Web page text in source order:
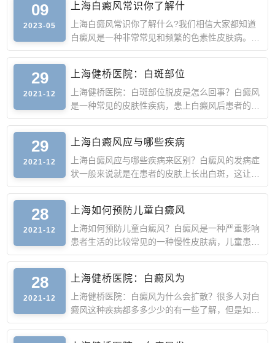
09
2023-05
上海白癜风常识你了解什
上海白癜风常识你了解什么?我们相信大家都知道
白癜风是一种非常常见和频繁的色素性皮肤病。本
病的出现主要是由
29
2021-12
上海健桥医院：白斑部位
上海健桥医院：白斑部位脱皮是怎么回事？白癜风
是一种常见的皮肤性疾病，患上白癜风后患者的生
活会有很大的变
29
2021-12
上海白癜风应与哪些疾病
上海白癜风应与哪些疾病来区别？白癜风的发病症
状一般来说就是在患者的皮肤上长出白斑，这让很
多患者都很苦恼
28
2021-12
上海如何预防儿童白癜风
上海如何预防儿童白癜风？白癜风是一种严重影响
患者生活的比较常见的一种慢性皮肤病，儿童患白
癜风的发病率是
28
2021-12
上海健桥医院：白癜风为
上海健桥医院：白癜风为什么会扩散？很多人对白
癜风这种疾病都多多少少的有一些了解，但是如果
不是白癜风患者